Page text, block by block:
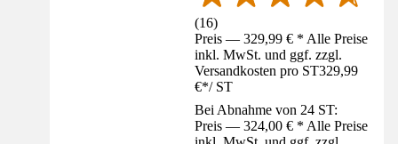
(16)
Preis — 329,99 € * Alle Preise
inkl. MwSt. und ggf. zzgl.
Versandkosten pro ST329,99
€*/ ST
Bei Abnahme von 24 ST:
Preis — 324,00 € * Alle Preise